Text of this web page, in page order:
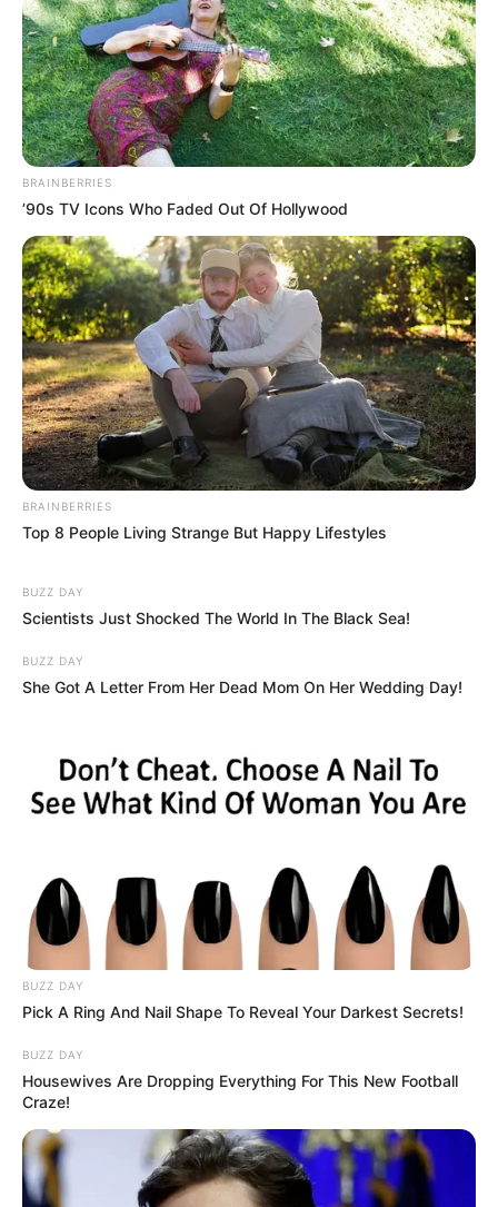
BRAINBERRIES
’90s TV Icons Who Faded Out Of Hollywood
BRAINBERRIES
Top 8 People Living Strange But Happy Lifestyles
BUZZ DAY
Scientists Just Shocked The World In The Black Sea!
BUZZ DAY
She Got A Letter From Her Dead Mom On Her Wedding Day!
BUZZ DAY
Pick A Ring And Nail Shape To Reveal Your Darkest Secrets!
BUZZ DAY
Housewives Are Dropping Everything For This New Football
Craze!